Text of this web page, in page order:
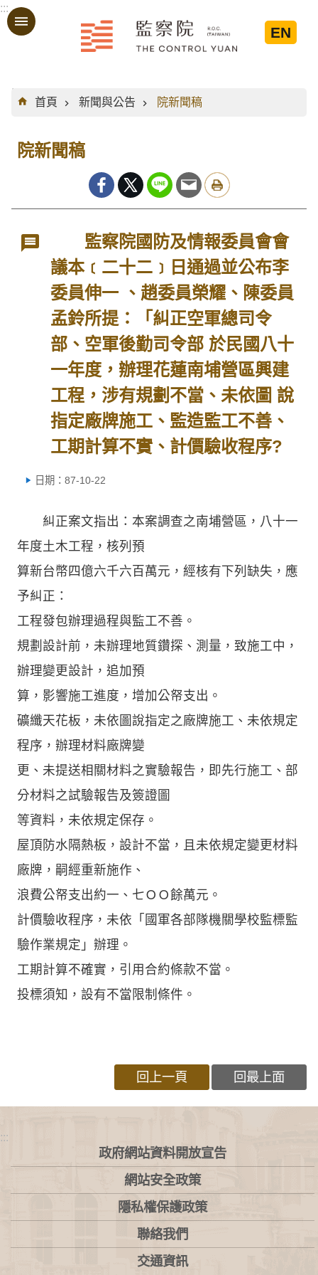
跳到主要內容區塊
:::
EN
:::
首頁
新聞與公告 院新聞稿
院新聞稿
監察院國防及情報委員會會
議本﹝二十二﹞日通過並公布李
委員伸一 、趙委員榮耀、陳委員
孟鈴所提：「糾正空軍總司令
部、空軍後勤司令部 於民國八十
一年度，辦理花蓮南埔營區興建
工程，涉有規劃不當、未依圖 說
指定廠牌施工、監造監工不善、
工期計算不實、計價驗收程序?
日期：87-10-22
糾正案文指出：本案調查之南埔營區，八十一
年度土木工程，核列預
算新台幣四億六千六百萬元，經核有下列缺失，應
予糾正：
工程發包辦理過程與監工不善。
規劃設計前，未辦理地質鑽探、測量，致施工中，
辦理變更設計，追加預
算，影響施工進度，增加公帑支出。
礦纖天花板，未依圖說指定之廠牌施工、未依規定
程序，辦理材料廠牌變
更、未提送相關材料之實驗報告，即先行施工、部
分材料之試驗報告及簽證圖
等資料，未依規定保存。
屋頂防水隔熱板，設計不當，且未依規定變更材料
廠牌，嗣經重新施作、
浪費公帑支出約一、七ＯＯ餘萬元。
計價驗收程序，未依「國軍各部隊機關學校監標監
驗作業規定」辦理。
工期計算不確實，引用合約條款不當。
投標須知，設有不當限制條件。
回上一頁 回最上面
:::
政府網站資料開放宣告
網站安全政策
隱私權保護政策
聯絡我們
交通資訊